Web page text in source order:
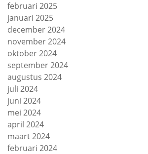
februari 2025
januari 2025
december 2024
november 2024
oktober 2024
september 2024
augustus 2024
juli 2024
juni 2024
mei 2024
april 2024
maart 2024
februari 2024